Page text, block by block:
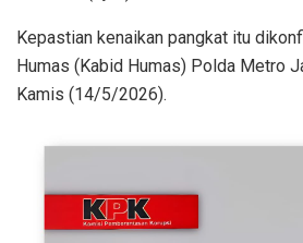
Kepastian kenaikan pangkat itu
Humas (Kabid Humas) Polda Metro
Kamis (14/5/2026).